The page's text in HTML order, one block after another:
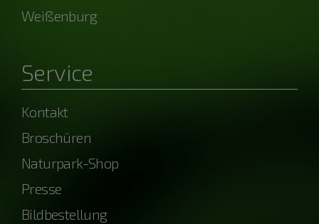
Weißenburg
Service
Kontakt
Broschüren
Naturpark-Shop
Presse
Bildbestellung